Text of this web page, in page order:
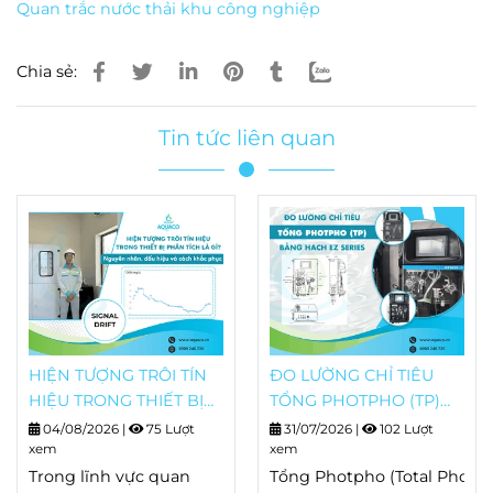
Quan trắc nước thải khu công nghiệp
Chia sẻ:
Tin tức liên quan
HIỆN TƯỢNG TRÔI TÍN
HIỆU TRONG THIẾT BỊ
PHÂN TÍCH LÀ GÌ?
NGUYÊN NHÂN, DẤU
HIỆU VÀ CÁCH KHẮC
04/08/2026 |
75 Lượt
xem
Trong lĩnh vực quan
ĐO LƯỜNG CHỈ TIÊU
TỔNG PHOTPHO (TP)
BẰNG HACH EZ SERIES
31/07/2026 |
102 Lượt
xem
Tổng Photpho (Total